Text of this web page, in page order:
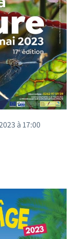
à 17:00